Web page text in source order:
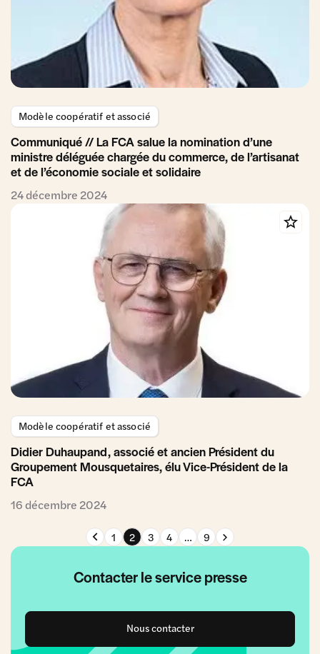
Contacter le service presse
Nous contacter
Modèle coopératif et associé
Communiqué // La FCA salue la nomination d’une
ministre déléguée chargée du commerce, de l’artisanat
et de l’économie sociale et solidaire
24 décembre 2024
Modèle coopératif et associé
Didier Duhaupand, associé et ancien Président du
Groupement Mousquetaires, élu Vice-Président de la
FCA
16 décembre 2024
Page précédente
1 2 3 4 … 9
Page suivante